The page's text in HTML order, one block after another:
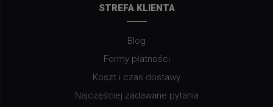
STREFA KLIENTA
Blog
Formy płatności
Koszt i czas dostawy
Najczęściej zadawane pytania